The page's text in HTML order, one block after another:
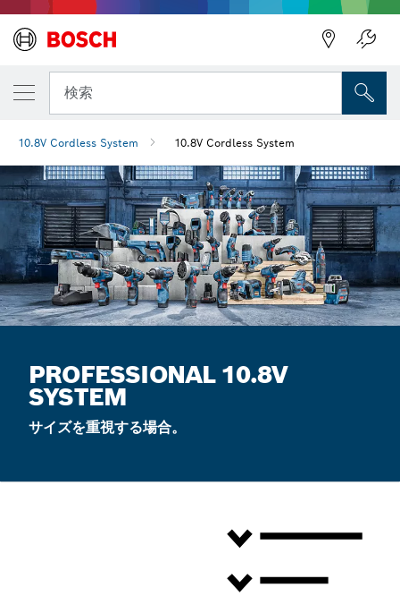
検索
10.8V Cordless System 10.8V Cordless System
PROFESSIONAL 10.8V
SYSTEM
サイズを重視する場合。